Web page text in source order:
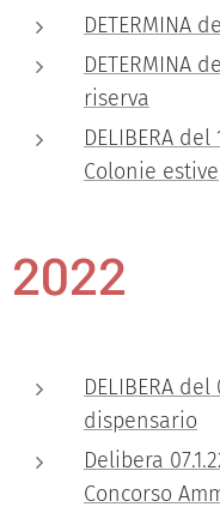
DETERMINA
DETERMINA
riserva
DELIBERA
Colonie estive
2022
DELIBERA
dispensario
Delibera
Concorso